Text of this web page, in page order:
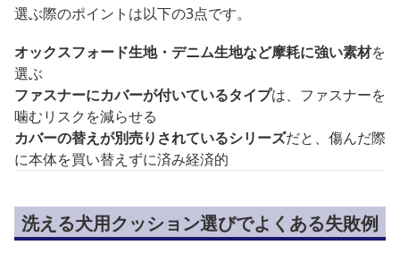
選ぶ際のポイントは以下の3点です。
オックスフォード生地・デニム生地など摩耗に強い素材を
選ぶ
ファスナーにカバーが付いているタイプは、ファスナーを
噛むリスクを減らせる
カバーの替えが別売りされているシリーズだと、傷んだ際
に本体を買い替えずに済み経済的
洗える犬用クッション選びでよくある失敗例